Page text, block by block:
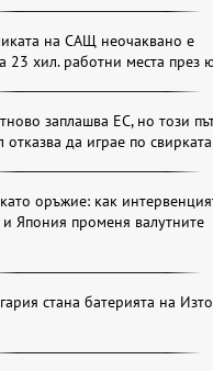
на САЩ неочаквано е
23 хил. работни места през
заплашва ЕС, но този
отказва да играе по
оръжие: как
Япония променя валутните
стана батерията на